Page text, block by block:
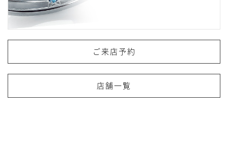
ご来店予約
店舗一覧